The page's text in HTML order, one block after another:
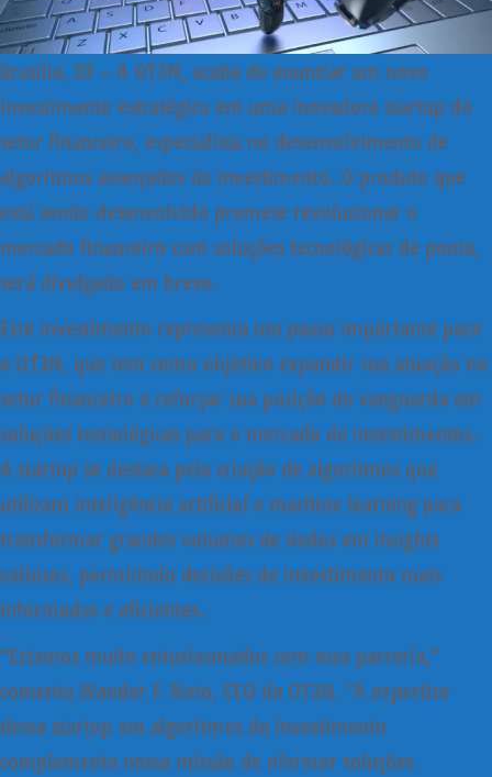
Brasília, DF – A OT3N, acaba de anunciar um novo
investimento estratégico em uma inovadorastartup do
setor financeiro, especialista no desenvolvimento de
algoritmos avançados de investimento. O produto que
está sendo desenvolvido promete revolucionar o
mercado financeiro com soluções tecnológicas de ponta,
será divulgado em breve.
Este investimento representa um passo importante para
a OT3N, que tem como objetivo expandir sua atuação no
setor financeiro e reforçar sua posição de vanguarda em
soluções tecnológicas para o mercado de investimentos.
A startup se destaca pela criação de algoritmos que
utilizam inteligência artificial e machine learning para
transformar grandes volumes de dados em insights
valiosos, permitindo decisões de investimento mais
informadas e eficientes.
“Estamos muito entusiasmados com essa parceria,”
comenta Wander F. Neto, CEO da OT3N. “A expertise
dessa startup em algoritmos de investimento
complementa nossa missão de oferecer soluções